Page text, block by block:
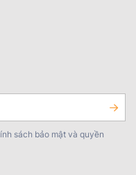
sách bảo mật và quyền